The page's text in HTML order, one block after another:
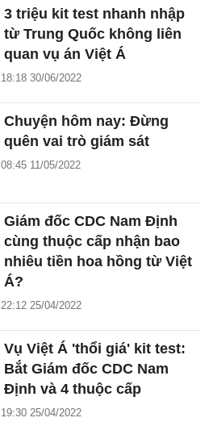
3 triệu kit test nhanh nhập
từ Trung Quốc không liên
quan vụ án Việt Á
18:18 30/06/2022
Chuyện hôm nay: Đừng
quên vai trò giám sát
08:45 11/05/2022
Giám đốc CDC Nam Định
cùng thuộc cấp nhận bao
nhiêu tiền hoa hồng từ Việt
Á?
22:12 25/04/2022
Vụ Việt Á 'thổi giá' kit test:
Bắt Giám đốc CDC Nam
Định và 4 thuộc cấp
19:30 25/04/2022